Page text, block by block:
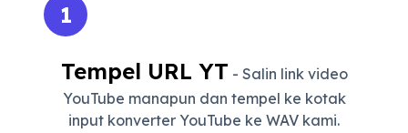
1
Tempel URL YT - Salin link video
YouTube manapun dan tempel ke kotak
input konverter YouTube ke WAV kami.